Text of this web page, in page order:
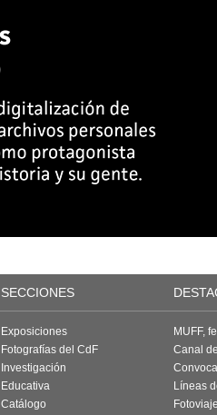
SECCIONES
Exposiciones
Fotografías del CdF
Investigación
Educativa
Catálogo
MUFF,
Canal
Líneas